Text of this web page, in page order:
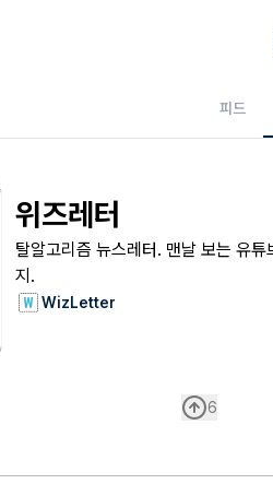
피드
위즈레터
탈알고리즘 뉴스레터. 맨날 보는 유튜브
지.
WizLetter
6